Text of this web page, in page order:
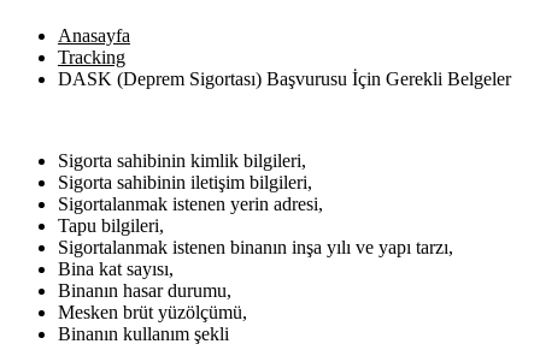
Anasayfa
Tracking
DASK (Deprem Sigortası) Başvurusu İçin Gerekli Belgeler
Sigorta sahibinin kimlik bilgileri,
Sigorta sahibinin iletişim bilgileri,
Sigortalanmak istenen yerin adresi,
Tapu bilgileri,
Sigortalanmak istenen binanın inşa yılı ve yapı tarzı,
Bina kat sayısı,
Binanın hasar durumu,
Mesken brüt yüzölçümü,
Binanın kullanım şekli